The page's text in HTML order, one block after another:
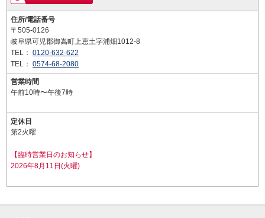
住所/電話番号
〒505-0126
岐阜県可児郡御嵩町上恵土字浦畑1012-8
TEL： 0120-632-622
TEL： 0574-68-2080
営業時間
午前10時〜午後7時
定休日
第2火曜
【臨時営業日のお知らせ】
2026年8月11日(火曜)